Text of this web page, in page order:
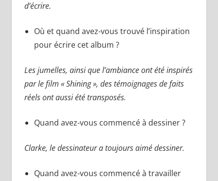
d’écrire.
Où et quand avez-vous trouvé l’inspiration
pour écrire cet album ?
Les jumelles, ainsi que l’ambiance ont été inspirés
par le film « Shining », des témoignages de faits
réels ont aussi été transposés.
Quand avez-vous commencé à dessiner ?
Clarke, le dessinateur a toujours aimé dessiner.
Quand avez-vous commencé à travailler